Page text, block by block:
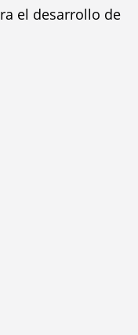
el desarrollo de